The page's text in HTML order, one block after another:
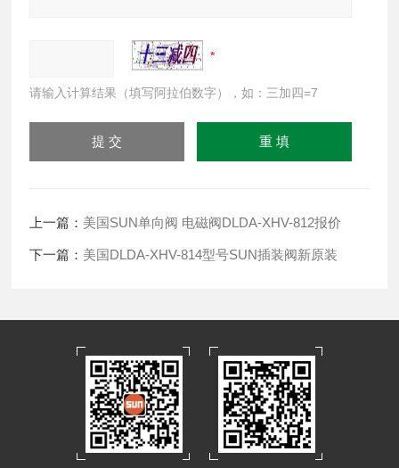
请输入计算结果（填写阿拉伯数字），如：三加四=7
上一篇： 美国SUN单向阀 电磁阀DLDA-XHV-812报价
下一篇： 美国DLDA-XHV-814型号SUN插装阀新原装